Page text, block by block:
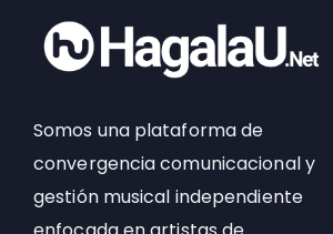
Somos una plataforma de
convergencia comunicacional y
gestión musical independiente